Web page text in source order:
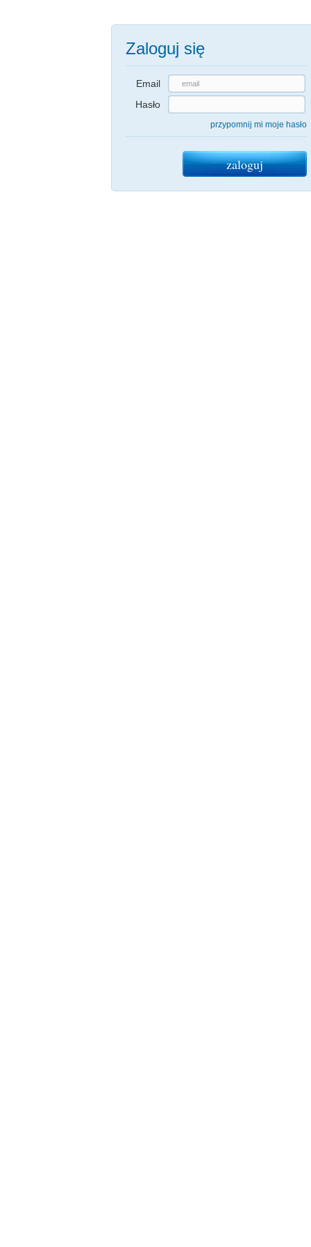
Zaloguj się
Email
Hasło
przypomnij mi moje hasło